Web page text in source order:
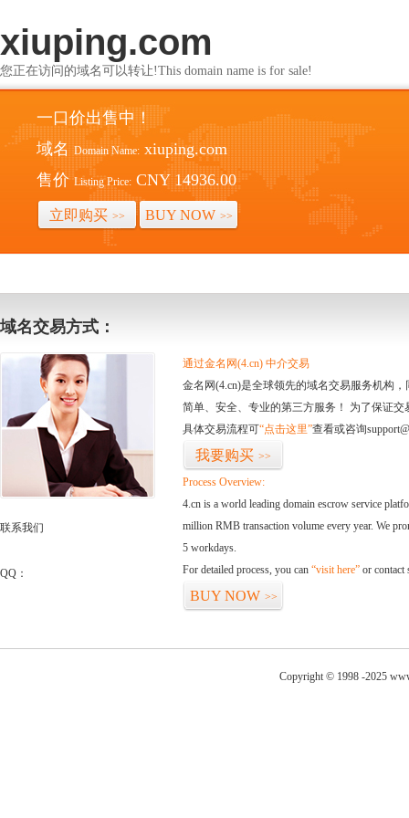
xiuping.com
您正在访问的域名可以转让!This domain name is for sale!
一口价出售中！
域名 Domain Name: xiuping.com
售价 Listing Price: CNY 14936.00
立即购买 >> BUY NOW >>
域名交易方式：
联系我们
QQ：
通过金名网(4.cn) 中介交易
金名网(4.cn)是全球领先的域名交易服务机构
简单、安全、专业的第三方服务！ 为了保证
具体交易流程可“点击这里”查看或咨询
我要购买 >>
Process Overview:
4.cn is a world leading domain escrow service
million RMB transaction volume every year. We
5 workdays.
For detailed process, you can “visit here” or contact
BUY NOW >>
Copyright © 1998 -2025